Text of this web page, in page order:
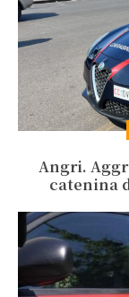
Angri.
catenina